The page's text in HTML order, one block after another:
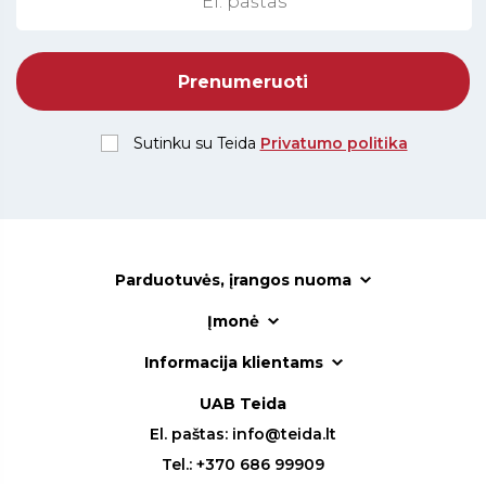
Sutinku su Teida Privatumo politika
Parduotuvės, įrangos nuoma
Įmonė
Informacija klientams
UAB Teida
El. paštas: info@teida.lt
Tel.: +370 686 99909